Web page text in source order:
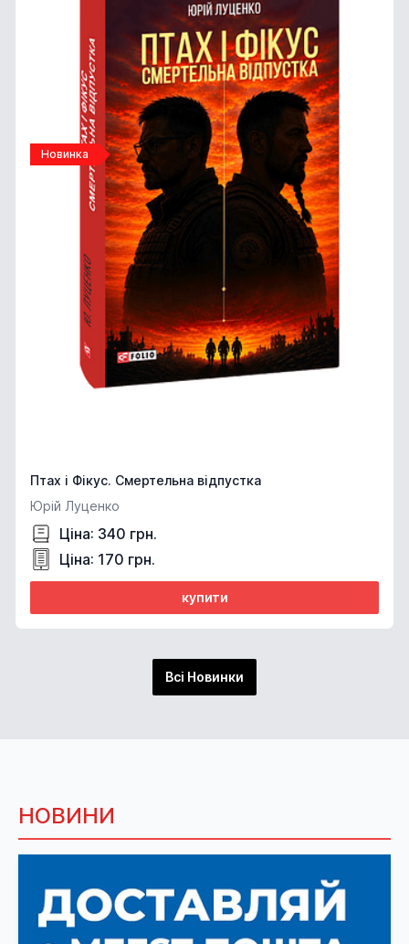
Новинка
Птах і Фікус. Смертельна відпустка
Юрій Луценко
Ціна: 340 грн.
Ціна: 170 грн.
купити
Всі Новинки
НОВИНИ